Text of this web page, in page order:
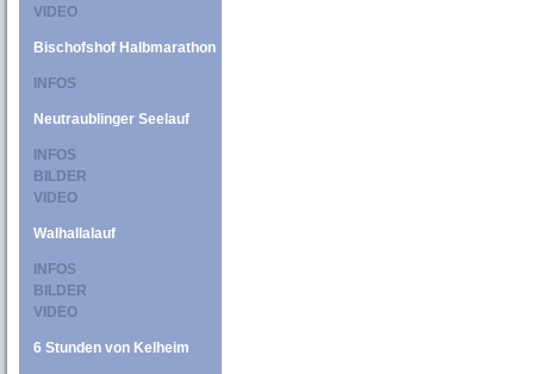
VIDEO
Bischofshof Halbmarathon
INFOS
Neutraublinger Seelauf
INFOS
BILDER
VIDEO
Walhallalauf
INFOS
BILDER
VIDEO
6 Stunden von Kelheim